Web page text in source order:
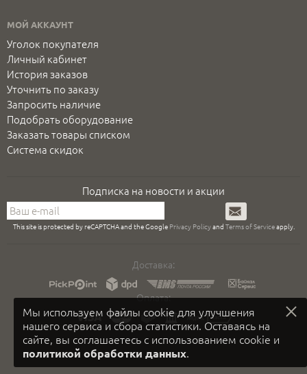
Мы используем файлы cookie для улучшения
нашего сервиса и сбора статистики. Оставаясь на
сайте, вы соглашаетесь с использованием cookie и
политикой обработки данных.
МОЙ АККАУНТ
Уголок покупателя
Личный кабинет
История заказов
Уточнить по заказу
Запросить наличие
Подобрать оборудование
Заказать товары списком
Система скидок
Подписка на новости и акции
Подписаться
This site is protected by reCAPTCHA and the Google Privacy Policyand Terms of Serviceapply.
Доставка:
Оплата: